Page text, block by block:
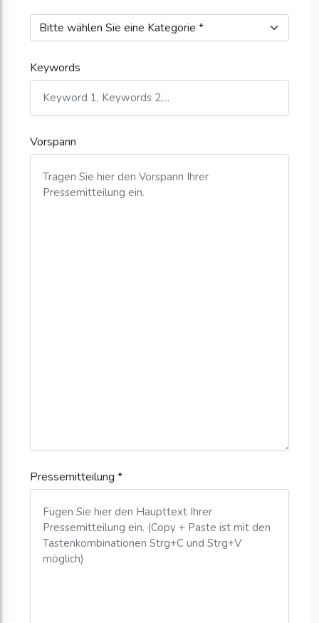
Keywords
Vorspann
Pressemitteilung *